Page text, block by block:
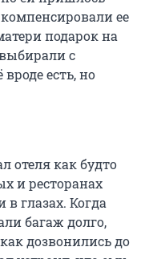
ее
подарок на
с
есть, но
отеля как будто
и ресторанах
в глазах. Когда
багаж долго,
дозвонились до